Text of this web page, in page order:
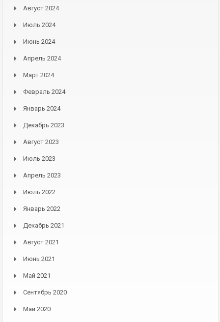
Август 2024
Июль 2024
Июнь 2024
Апрель 2024
Март 2024
Февраль 2024
Январь 2024
Декабрь 2023
Август 2023
Июль 2023
Апрель 2023
Июль 2022
Январь 2022
Декабрь 2021
Август 2021
Июнь 2021
Май 2021
Сентябрь 2020
Май 2020